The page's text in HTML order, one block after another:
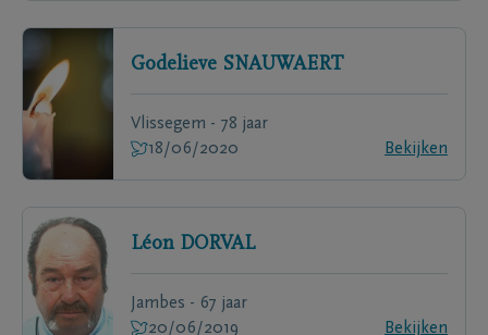
Godelieve SNAUWAERT
Vlissegem - 78 jaar
18/06/2020
Bekijken
Léon DORVAL
Jambes - 67 jaar
20/06/2019
Bekijken